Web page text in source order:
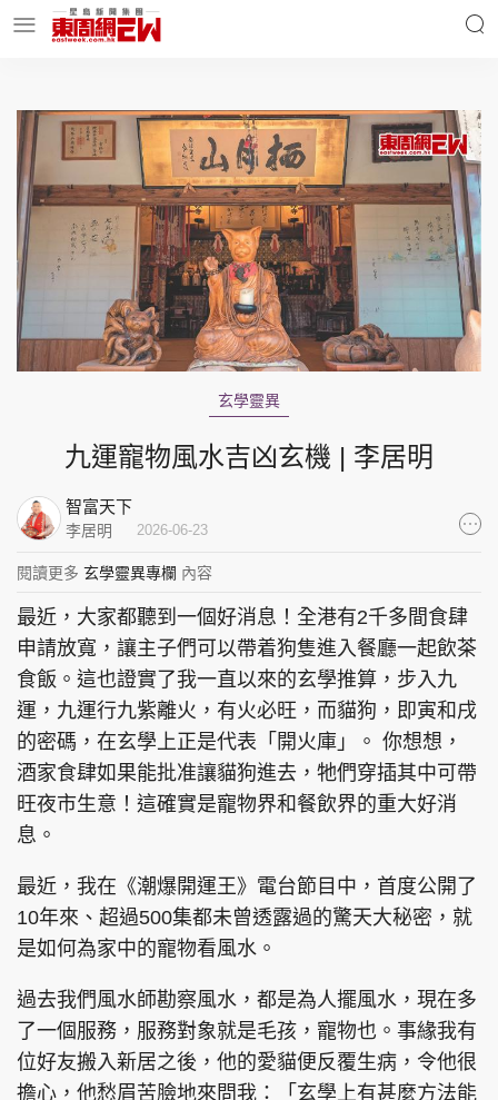
明星名人 時事財經
東周Ladies 優享生活
東周食玩通 會員活動
集團旗下品牌
東周刊 cazbuyer 東Touch
PCM 電腦廣場 星島頭條 星島日報
頭條日報 星島環球 The Standard
親子王 Oh!爸媽 JobMarket
玄學靈異
九運寵物風水吉凶玄機 | 李居明
智富天下
李居明 2026-06-23
閱讀更多 玄學靈異專欄 內容
最近，大家都聽到一個好消息！全港有2千多間食肆
申請放寬，讓主子們可以帶着狗隻進入餐廳一起飲茶
食飯。這也證實了我一直以來的玄學推算，步入九
運，九運行九紫離火，有火必旺，而貓狗，即寅和戌
的密碼，在玄學上正是代表「開火庫」。 你想想，
酒家食肆如果能批准讓貓狗進去，牠們穿插其中可帶
旺夜市生意！這確實是寵物界和餐飲界的重大好消
息。
最近，我在《潮爆開運王》電台節目中，首度公開了
10年來、超過500集都未曾透露過的驚天大秘密，就
是如何為家中的寵物看風水。
過去我們風水師勘察風水，都是為人擺風水，現在多
了一個服務，服務對象就是毛孩，寵物也。事緣我有
位好友搬入新居之後，他的愛貓便反覆生病，令他很
擔心，他愁眉苦臉地來問我：「玄學上有甚麼方法能